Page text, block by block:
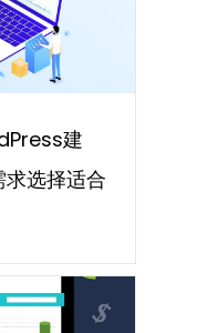
建
选择适合